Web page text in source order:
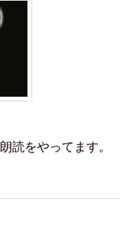
読をやってます。